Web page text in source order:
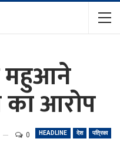
महुआने
का आरोप
HEADLINE देश पत्रिका
0